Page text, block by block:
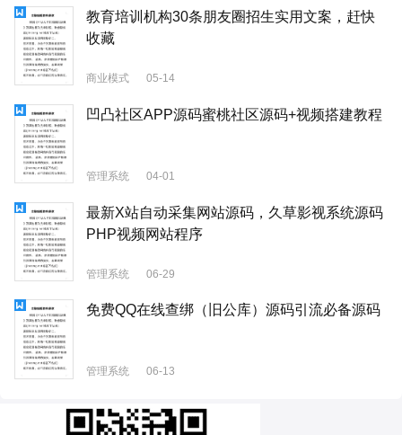
教育培训机构30条朋友圈招生实用文案，赶快
收藏
商业模式 05-14
凹凸社区APP源码蜜桃社区源码+视频搭建教程
管理系统 04-01
最新X站自动采集网站源码，久草影视系统源码
PHP视频网站程序
管理系统 06-29
免费QQ在线查绑（旧公库）源码引流必备源码
管理系统 06-13